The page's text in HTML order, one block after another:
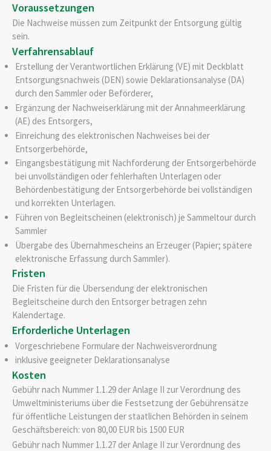
Voraussetzungen
Die Nachweise müssen zum Zeitpunkt der Entsorgung gültig
sein.
Verfahrensablauf
Erstellung der Verantwortlichen Erklärung (VE) mit Deckblatt
Entsorgungsnachweis (DEN) sowie Deklarationsanalyse (DA)
durch den Sammler oder Beförderer,
Ergänzung der Nachweiserklärung mit der Annahmeerklärung
(AE) des Entsorgers,
Einreichung des elektronischen Nachweises bei der
Entsorgerbehörde,
Eingangsbestätigung mit Nachforderung der Entsorgerbehörde
bei unvollständigen oder fehlerhaften Unterlagen oder
Behördenbestätigung der Entsorgerbehörde bei vollständigen
und korrekten Unterlagen.
Führen von Begleitscheinen (elektronisch) je Sammeltour durch
Sammler
Übergabe des Übernahmescheins an Erzeuger (Papier; spätere
elektronische Erfassung durch Sammler).
Fristen
Die Fristen für die Übersendung der elektronischen
Begleitscheine durch den Entsorger betragen zehn
Kalendertage.
Erforderliche Unterlagen
Vorgeschriebene Formulare der Nachweisverordnung
inklusive geeigneter Deklarationsanalyse
Kosten
Gebühr nach Nummer 1.1.29 der Anlage II zur Verordnung des
Umweltministeriums über die Festsetzung der Gebührensätze
für öffentliche Leistungen der staatlichen Behörden in seinem
Geschäftsbereich: von 80,00 EUR bis 1500 EUR
Gebühr nach Nummer 1.1.27 der Anlage II zur Verordnung des